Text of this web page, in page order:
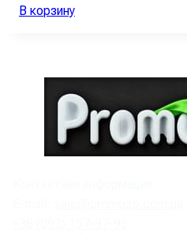
В корзину